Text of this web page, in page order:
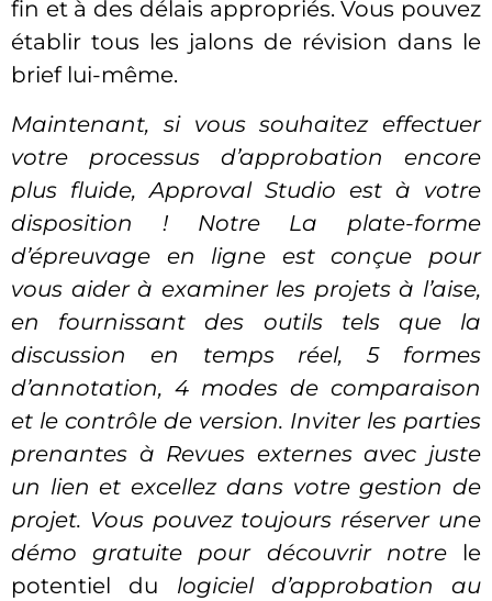
fin et à des délais appropriés. Vous pouvez
établir tous les jalons de révision dans le
brief lui-même.
Maintenant, si vous souhaitez effectuer
votre processus d’approbation encore
plus fluide, Approval Studio est à votre
disposition ! Notre La plate-forme
d’épreuvage en ligne est conçue pour
vous aider à examiner les projets à l’aise,
en fournissant des outils tels que la
discussion en temps réel, 5 formes
d’annotation, 4 modes de comparaison
et le contrôle de version. Inviter les parties
prenantes à Revues externesavec juste
un lien et excellez dans votre gestion de
projet. Vous pouvez toujours réserver une
démo gratuite pour découvrir notre le
potentiel du logiciel d’approbation au